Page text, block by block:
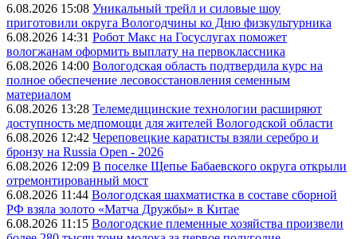
6.08.2026 15:08 Уникальный трейл и силовые шоу
приготовили округа Вологодчины ко Дню физкультурника
6.08.2026 14:31 Робот Макс на Госуслугах поможет
вологжанам оформить выплату на первоклассника
6.08.2026 14:00 Вологодская область подтвердила курс на
полное обеспечение лесовосстановления семенным
материалом
6.08.2026 13:28 Телемедицинские технологии расширяют
доступность медпомощи для жителей Вологодской области
6.08.2026 12:42 Череповецкие каратисты взяли серебро и
бронзу на Russia Open - 2026
6.08.2026 12:09 В поселке Щепье Бабаевского округа открыли
отремонтированный мост
6.08.2026 11:44 Вологодская шахматистка в составе сборной
РФ взяла золото «Матча Дружбы» в Китае
6.08.2026 11:15 Вологодские племенные хозяйства произвели